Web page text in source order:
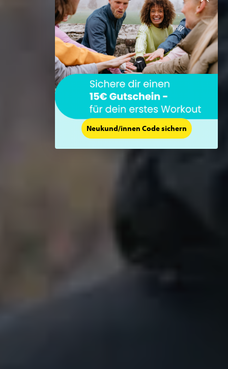
Neukund/innen Code sichern